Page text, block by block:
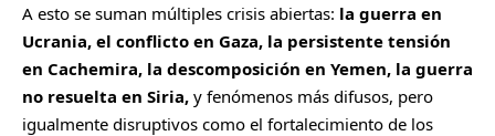
A esto se suman múltiples crisis abiertas: la guerra en
Ucrania, el conflicto en Gaza, la persistente tensión
en Cachemira, la descomposición en Yemen, la guerra
no resuelta en Siria, y fenómenos más difusos, pero
igualmente disruptivos como el fortalecimiento de los